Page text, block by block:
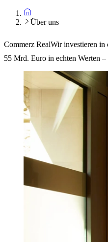
Über uns
Commerz RealWir investieren in
55 Mrd. Euro in echten Werten